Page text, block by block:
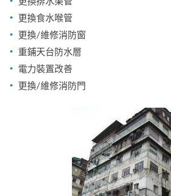
更換食水喉管
更換/維修消防窗
重鋪天台防水層
電力裝置改善
更換/維修消防門